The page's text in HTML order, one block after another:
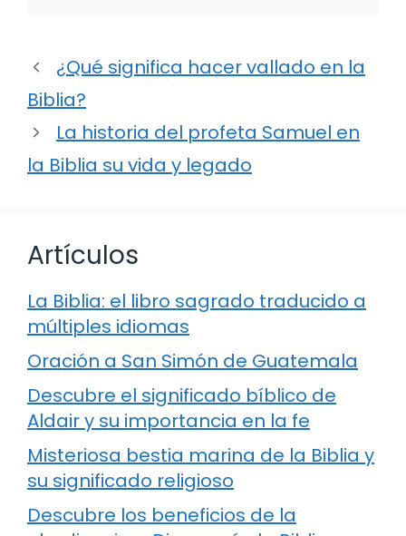
¿Qué significa hacer vallado en la
Biblia?
La historia del profeta Samuel en
la Biblia su vida y legado
Artículos
La Biblia: el libro sagrado traducido a
múltiples idiomas
Oración a San Simón de Guatemala
Descubre el significado bíblico de
Aldair y su importancia en la fe
Misteriosa bestia marina de la Biblia y
su significado religioso
Descubre los beneficios de la